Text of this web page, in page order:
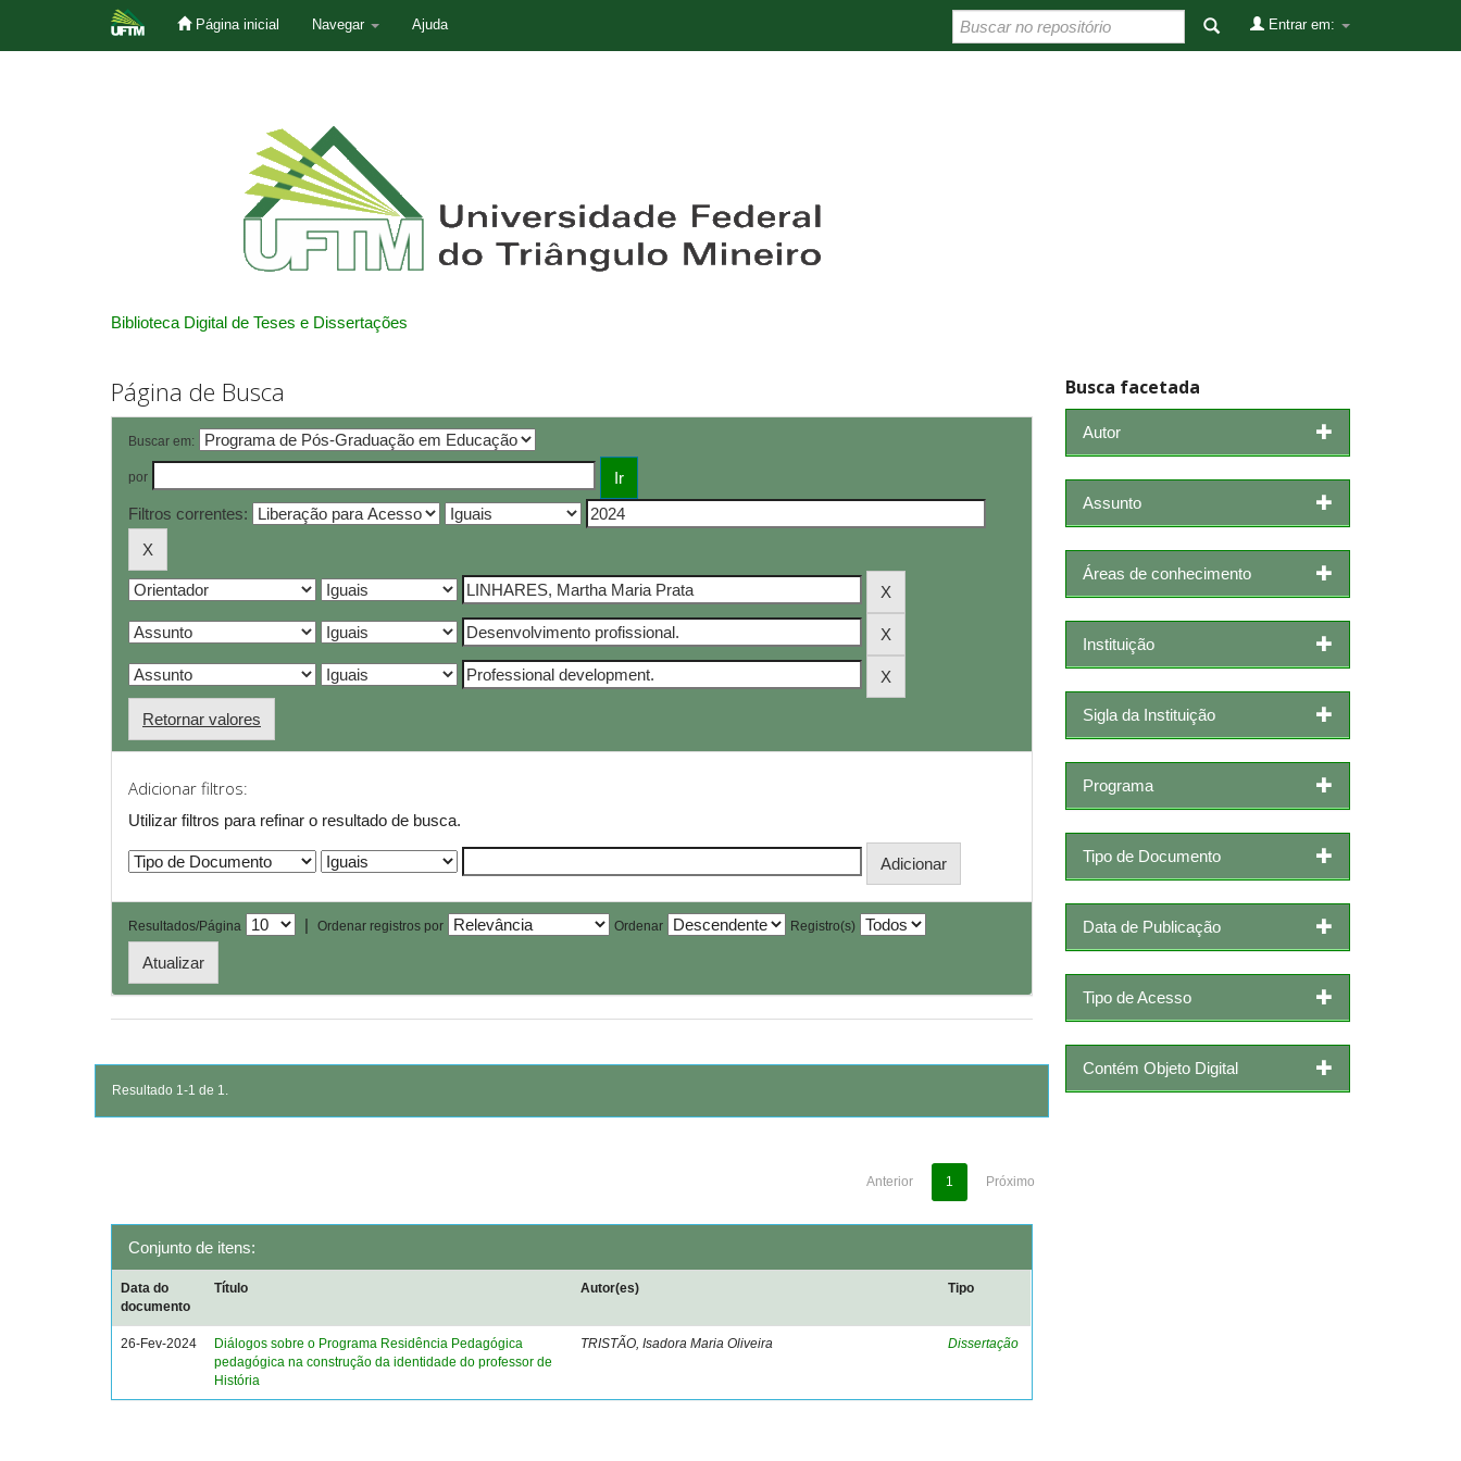
Página inicial Navegar Ajuda Entrar em:
Biblioteca Digital de Teses e Dissertações
Página de Busca
Buscar em:
por
Filtros correntes:
Retornar valores
Adicionar filtros:
Utilizar filtros para refinar o resultado de busca.
Resultados/Página | Ordenar registros por Ordenar Registro(s)
Resultado 1-1 de 1.
Anterior 1 Próximo
Conjunto de itens:
Data do
documento
Título Autor(es) Tipo
26-Fev-2024
Diálogos sobre o Programa Residência Pedagógica
pedagógica na construção da identidade do professor de
História
TRISTÃO, Isadora Maria Oliveira Dissertação
Busca facetada
Autor
Assunto
Áreas de conhecimento
Instituição
Sigla da Instituição
Programa
Tipo de Documento
Data de Publicação
Tipo de Acesso
Contém Objeto Digital